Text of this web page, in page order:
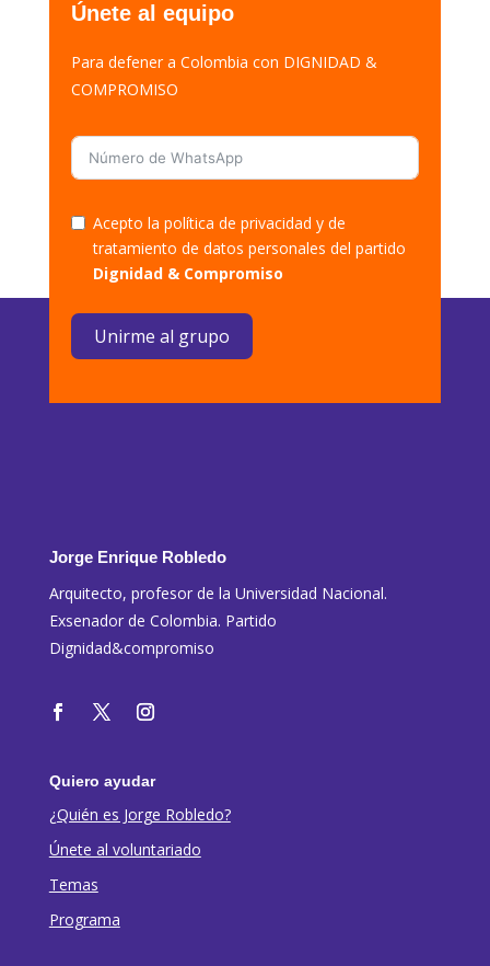
Únete al equipo
Para defener a Colombia con DIGNIDAD &
COMPROMISO
Acepto la política de privacidad y de
tratamiento de datos personales del partido
Dignidad & Compromiso
Unirme al grupo
Jorge Enrique Robledo
Arquitecto, profesor de la Universidad Nacional.
Exsenador de Colombia. Partido
Dignidad&compromiso
Quiero ayudar
¿Quién es Jorge Robledo?
Únete al voluntariado
Temas
Programa